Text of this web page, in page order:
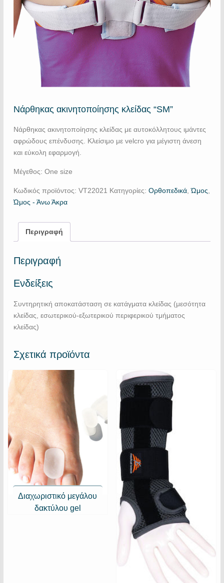
Νάρθηκας ακινητοποίησης κλείδας “SM”
Νάρθηκας ακινητοποίησης κλείδας με αυτοκόλλητους ιμάντες
αφρώδους επένδυσης. Κλείσιμο με velcro για μέγιστη άνεση
και εύκολη εφαρμογή.
Mέγεθος: One size
Κωδικός προϊόντος: VT22021 Κατηγορίες: Ορθοπεδικά,Ώμος,
Ώμος - Άνω Άκρα
Περιγραφή
Περιγραφή
Ενδείξεις
Συντηρητική αποκατάσταση σε κατάγματα κλείδας (μεσότητα
κλείδας, εσωτερικού-εξωτερικού περιφερικού τμήματος
κλείδας)
Σχετικά προϊόντα
Διαχωριστικό μεγάλου
δακτύλου gel